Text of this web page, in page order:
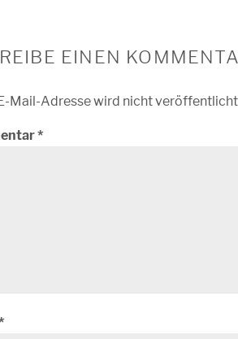
EINEN
Mail-Adresse wird nicht
*